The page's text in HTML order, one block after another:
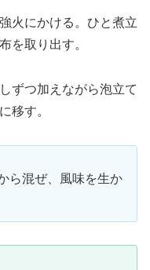
火にかける。ひと煮立
を取り出す。
ずつ加えながら泡立て
移す。
ら混ぜ、風味を生か